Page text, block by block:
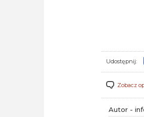
Udostępnij:
Zobacz
Autor -